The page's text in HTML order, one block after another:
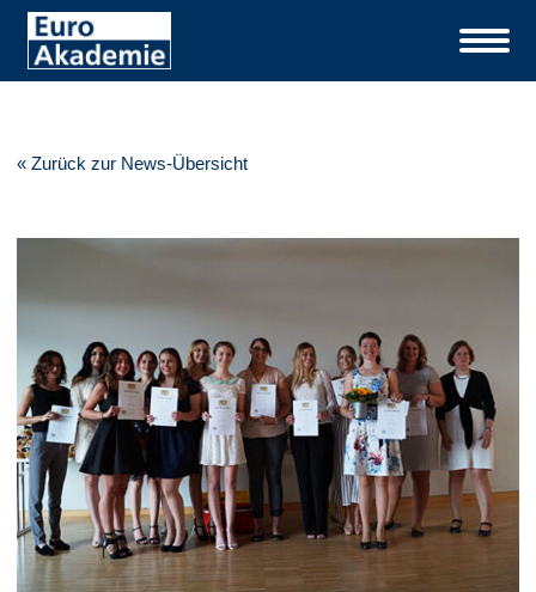
« Zurück zur News-Übersicht